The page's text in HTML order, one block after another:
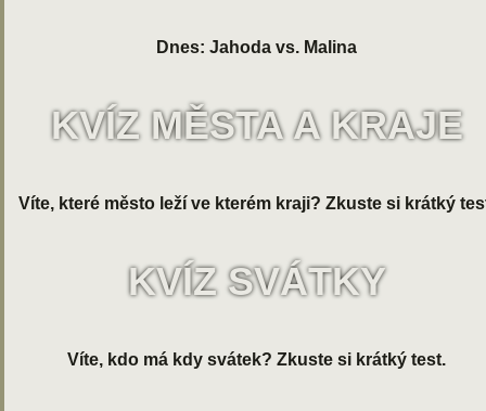
Dnes: Jahoda vs. Malina
KVÍZ MĚSTA A KRAJE
Víte, které město leží ve kterém kraji? Zkuste si krátký
KVÍZ SVÁTKY
Víte, kdo má kdy svátek? Zkuste si krátký test.